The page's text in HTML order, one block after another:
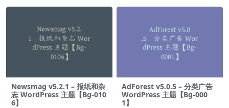
Newsmag v5.2.1 – 报纸和杂
志 WordPress 主题【Bg-010
6】
AdForest v5.0.5 – 分类广告
WordPress 主题【Bg-000
1】